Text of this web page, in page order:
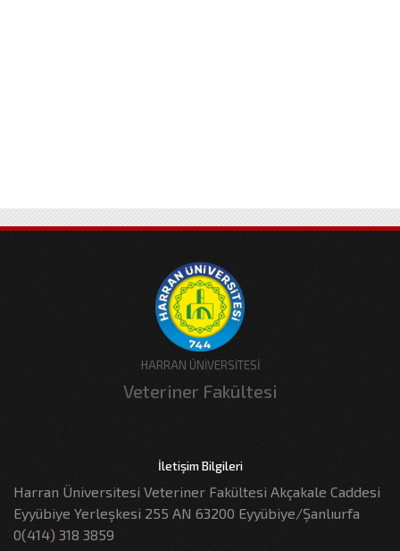
HARRAN ÜNİVERSİTESİ
Veteriner Fakültesi
İletişim Bilgileri
Harran Üniversitesi Veteriner Fakültesi Akçakale Caddesi
Eyyübiye Yerleşkesi 255 AN 63200 Eyyübiye/Şanlıurfa
0(414) 318 3859